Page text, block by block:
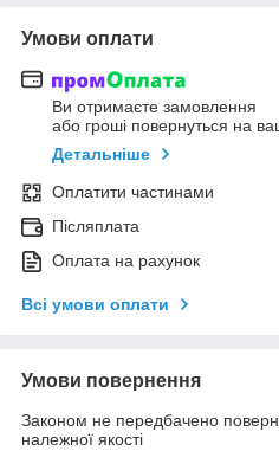
Умови оплати
Ви отримаєте замовлення
або гроші повернуться на
Детальніше
Оплатити частинами
Післяплата
Оплата на рахунок
Всі умови оплати
Умови повернення
Законом не передбачено
належної якості